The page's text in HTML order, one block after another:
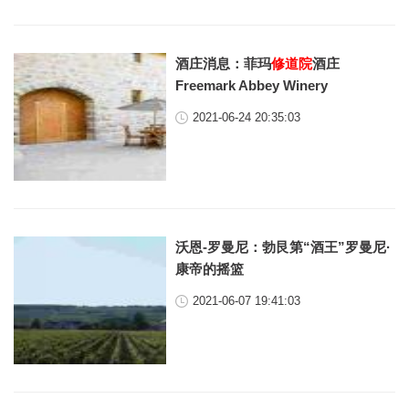
酒庄消息：菲玛修道院酒庄
Freemark Abbey Winery
2021-06-24 20:35:03
沃恩-罗曼尼：勃艮第“酒王”罗曼尼·
康帝的摇篮
2021-06-07 19:41:03